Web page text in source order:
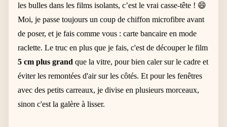
les bulles dans les films isolants, c’est le vrai casse-tête ! 😄
Moi, je passe toujours un coup de chiffon microfibre avant
de poser, et je fais comme vous : carte bancaire en mode
raclette. Le truc en plus que je fais, c'est de découper le film
5 cm plus grand que la vitre, pour bien caler sur le cadre et
éviter les remontées d'air sur les côtés. Et pour les fenêtres
avec des petits carreaux, je divise en plusieurs morceaux,
sinon c'est la galère à lisser.